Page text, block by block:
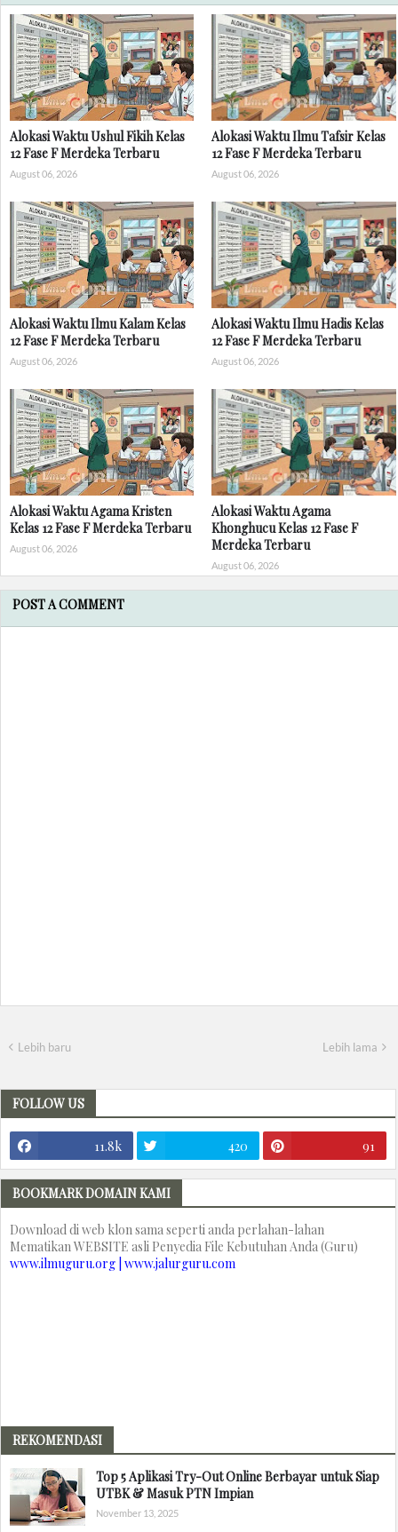
Alokasi Waktu Ushul Fikih Kelas
12 Fase F Merdeka Terbaru
August 06, 2026
Alokasi Waktu Ilmu Tafsir Kelas
12 Fase F Merdeka Terbaru
August 06, 2026
Alokasi Waktu Ilmu Kalam Kelas
12 Fase F Merdeka Terbaru
August 06, 2026
Alokasi Waktu Ilmu Hadis Kelas
12 Fase F Merdeka Terbaru
August 06, 2026
Alokasi Waktu Agama Kristen
Kelas 12 Fase F Merdeka Terbaru
August 06, 2026
Alokasi Waktu Agama
Khonghucu Kelas 12 Fase F
Merdeka Terbaru
August 06, 2026
POST A COMMENT
Lebih baru Lebih lama
FOLLOW US
11.8k 420 91
BOOKMARK DOMAIN KAMI
Download di web klon sama seperti anda perlahan-lahan
Mematikan WEBSITE asli Penyedia File Kebutuhan Anda (Guru)
www.ilmuguru.org | www.jalurguru.com
REKOMENDASI
Top 5 Aplikasi Try-Out Online Berbayar untuk Siap
UTBK & Masuk PTN Impian
November 13, 2025